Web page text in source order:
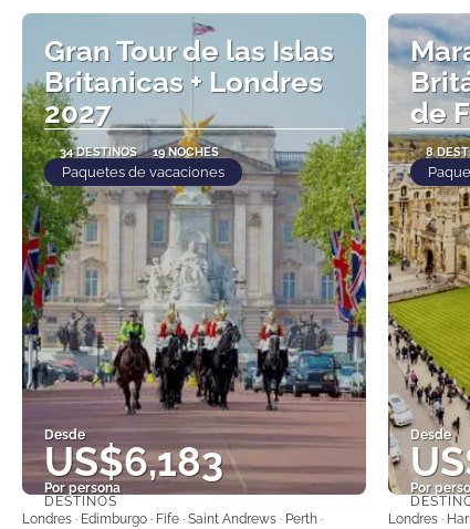
Gran Tour de las Islas
Britanicas + Londres
2027
34 DESTINOS 19 NOCHES
Paquetes de vacaciones
Desde
US$6,183
Por persona
Ver
DESTINOS
Londres · Edimburgo · Fife · Saint Andrews · Perth ·
de
8
Desde
Por
Londres ·